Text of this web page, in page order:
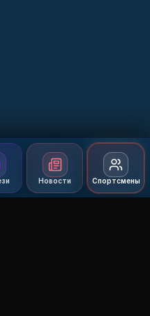
Новости Спортсмены